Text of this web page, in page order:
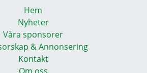
Hem
Nyheter
Våra sponsorer
& Annonsering
Kontakt